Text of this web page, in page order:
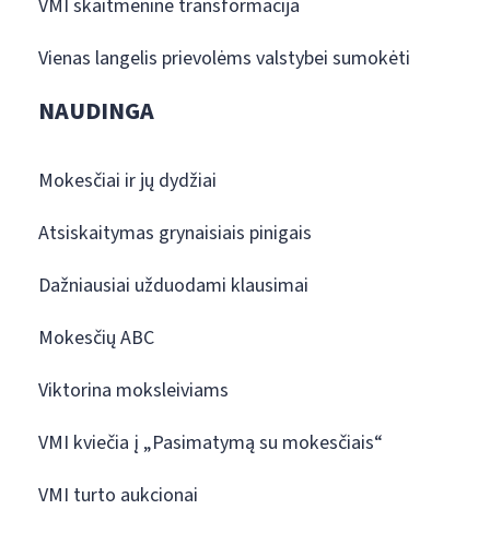
VMI skaitmeninė transformacija
Vienas langelis prievolėms valstybei sumokėti
NAUDINGA
Mokesčiai ir jų dydžiai
Atsiskaitymas grynaisiais pinigais
Dažniausiai užduodami klausimai
Mokesčių ABC
Viktorina moksleiviams
VMI kviečia į „Pasimatymą su mokesčiais“
VMI turto aukcionai